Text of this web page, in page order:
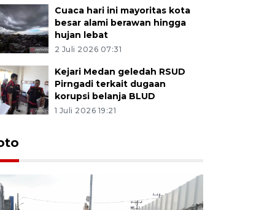
Cuaca hari ini mayoritas kota
besar alami berawan hingga
hujan lebat
2 Juli 2026 07:31
Kejari Medan geledah RSUD
Pirngadi terkait dugaan
korupsi belanja BLUD
1 Juli 2026 19:21